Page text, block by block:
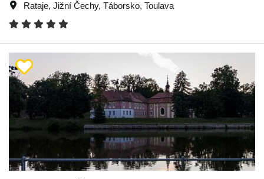
Rataje, Jižní Čechy, Táborsko, Toulava